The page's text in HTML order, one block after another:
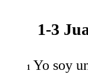
1-3
1 Yo soy